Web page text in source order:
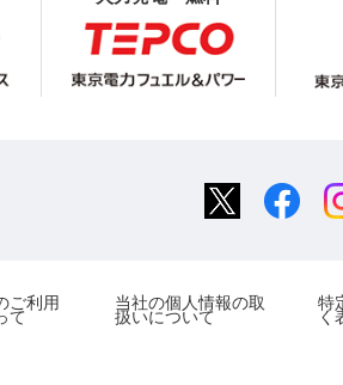
ご利用
て
当社の個人情報の取
扱いについて
特
く